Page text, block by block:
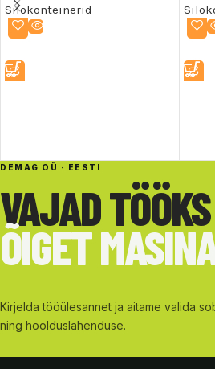
Silokonteinerid
DEMAG OÜ · EESTI
VAJAD TÖÖKS
ÕIGET
Kirjelda tööülesannet ja aitame valida
ning hoolduslahenduse.